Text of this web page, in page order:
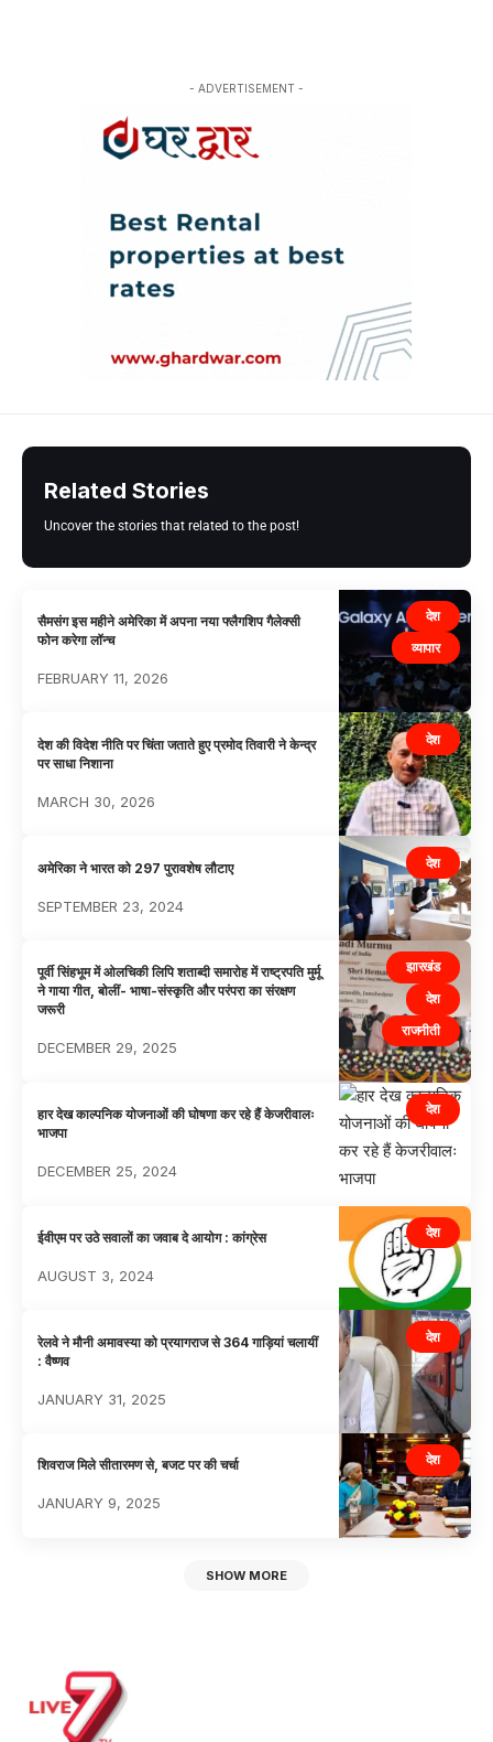
- ADVERTISEMENT -
Related Stories
Uncover the stories that related to the post!
देश
व्यापार
सैमसंग इस महीने अमेरिका में अपना नया फ्लैगशिप गैलेक्सी
फोन करेगा लॉन्च
FEBRUARY 11, 2026
देश
देश की विदेश नीति पर चिंता जताते हुए प्रमोद तिवारी ने केन्द्र
पर साधा निशाना
MARCH 30, 2026
देश
अमेरिका ने भारत को 297 पुरावशेष लौटाए
SEPTEMBER 23, 2024
झारखंड
देश
राजनीती
पूर्वी सिंहभूम में ओलचिकी लिपि शताब्दी समारोह में राष्ट्रपति मुर्मू
ने गाया गीत, बोलीं- भाषा-संस्कृति और परंपरा का संरक्षण
जरूरी
DECEMBER 29, 2025
देश
हार देख काल्पनिक योजनाओं की घोषणा कर रहे हैं केजरीवालः
भाजपा
DECEMBER 25, 2024
देश
ईवीएम पर उठे सवालों का जवाब दे आयोग : कांग्रेस
AUGUST 3, 2024
देश
रेलवे ने मौनी अमावस्या को प्रयागराज से 364 गाड़ियां चलायीं
: वैष्णव
JANUARY 31, 2025
देश
शिवराज मिले सीतारमण से, बजट पर की चर्चा
JANUARY 9, 2025
SHOW MORE